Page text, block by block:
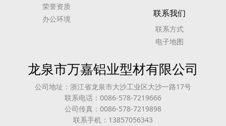
荣誉资质
办公环境
联系我们
联系方式
电子地图
龙泉市万嘉铝业型材有限公司
公司地址：浙江省龙泉市大沙工业区大沙一路17号
联系电话：0086-578-7219666
公司传真：0086-578-7219898
联系手机：13857056343